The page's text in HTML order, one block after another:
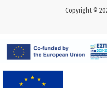
Copyright ©